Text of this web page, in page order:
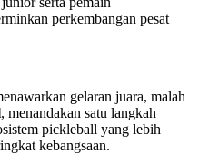
perkembangan pesat
gelaran juara, malah
, menandakan satu langkah
pickleball yang lebih
kebangsaan.